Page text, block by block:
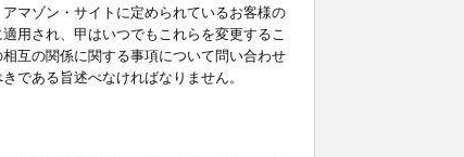
マゾン・サイトに定められているお客様の
用され、甲はいつでもこれらを変更するこ
互の関係に関する事項について問い合わせ
である旨述べなければなりません。